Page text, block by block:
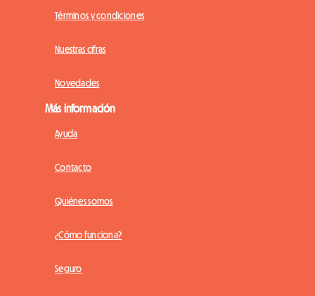
Términos y condiciones
Nuestras cifras
Novedades
Más información
Ayuda
Contacto
Quiénes somos
¿Cómo funciona?
Seguro